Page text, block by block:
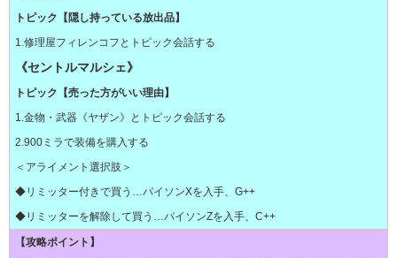
トピック【隠し持っている放出品】
1.修理屋フィレンコフとトピック会話する
《セントルマルシェ》
トピック【売った方がいい理由】
1.金物・武器《ヤザン》とトピック会話する
2.900ミラで装備を購入する
＜アライメント選択肢＞
◆リミッター付きで買う…パイソンXを入手、G++
◆リミッターを解除して買う…パイソンZを入手、C++
【攻略ポイント】